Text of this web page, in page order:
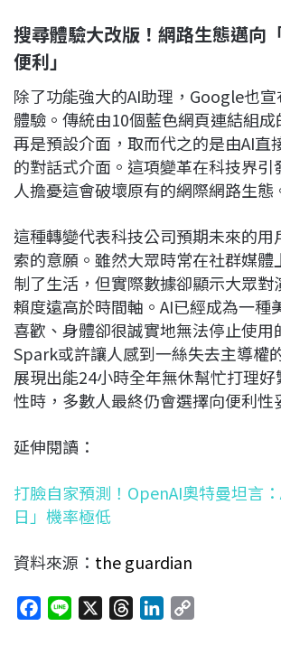
搜尋體驗大改版！網路生態邁向
便利」
除了功能強大的AI助理，Google也
體驗。傳統由10個藍色網頁連結組
再是預設介面，取而代之的是由AI直
的對話式介面。這項變革在科技界引
人擔憂這會破壞原有的網際網路生態
這種轉變代表科技公司預期未來的用
索的意願。雖然大眾時常在社群媒體
制了生活，但實際數據卻顯示大眾對
賴度遠高於時間軸。AI已經成為一種
喜歡、身體卻很誠實地無法停止使用
Spark或許讓人感到一絲失去主導權
展現出能24小時全年無休幫忙打理
性時，多數人最終仍會選擇向便利性
延伸閱讀：
打臉自家預測！OpenAI奧特曼坦言
日」機率極低
資料來源： the guardian